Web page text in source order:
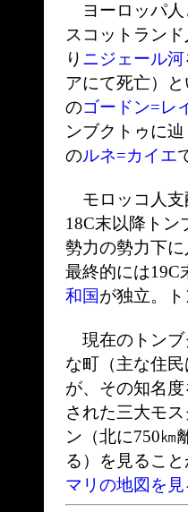
ヨーロッパ人
スコットラン
り ニジェール河
アにて死亡）
のゴードン=レ
ンブクトゥに
のルネ=カイエ
モロッコ人支
18C末以降トン
勢力の勢力下
最終的には19C
和国が独立。
現在のトンブ
な町（主な住民
が、その知名
された三大モ
ン（北に750㎞
る）を見るこ
マリの地図を見